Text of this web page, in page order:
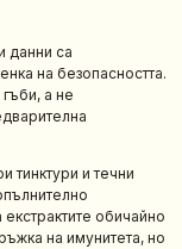
данни са
на безопасността.
а не
тинктури и течни
обичайно
на имунитета, но